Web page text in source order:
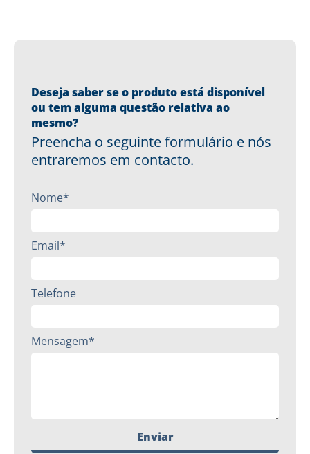
Deseja saber se o produto está disponível
ou tem alguma questão relativa ao
mesmo?
Preencha o seguinte formulário e nós
entraremos em contacto.
Nome*
Email*
Telefone
Mensagem*
Enviar